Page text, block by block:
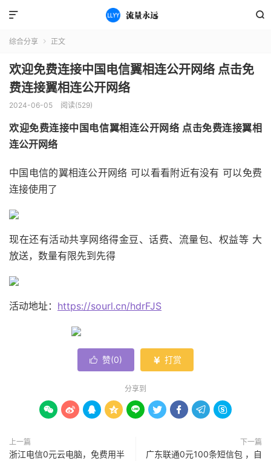


综合分享  正文
欢迎免费连接中国电信翼相连公开网络 点击免
费连接翼相连公开网络
2024-06-05 阅读(529)
欢迎免费连接中国电信翼相连公开网络 点击免费连接翼相
连公开网络
中国电信的翼相连公开网络 可以看看附近有没有 可以免费
连接使用了
现在还有活动共享网络得金豆、话费、流量包、权益等 大
放送，数量有限先到先得
活动地址： https://sourl.cn/hdrFJS
 赞(0)  打赏
分享到
        
上一篇
浙江电信0元云电脑，免费用半
下一篇
广东联通0元100条短信包 ，自